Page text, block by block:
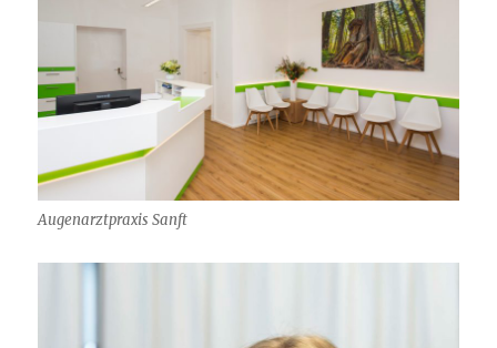
Augenarztpraxis Sanft